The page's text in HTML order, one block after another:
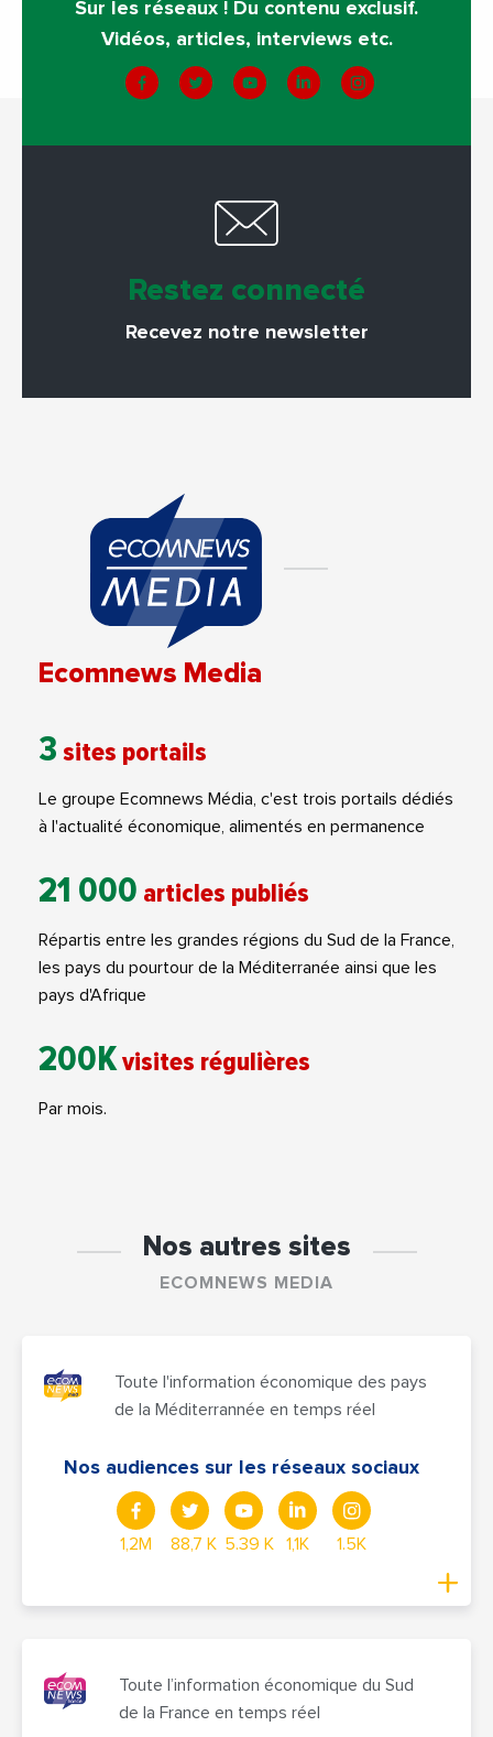
Sur les réseaux ! Du contenu exclusif.
Vidéos, articles, interviews etc.
Restez connecté
Recevez notre newsletter
Ecomnews Media
3 sites portails
Le groupe Ecomnews Média, c'est trois portails dédiés
à l'actualité économique, alimentés en permanence
21 000 articles publiés
Répartis entre les grandes régions du Sud de la France,
les pays du pourtour de la Méditerranée ainsi que les
pays d'Afrique
200Kvisites régulières
Par mois.
Nos autres sites
ECOMNEWS MEDIA
Toute l'information économique des pays
de la Méditerrannée en temps réel
Nos audiences sur les réseaux sociaux
1,2M 88,7 K 5.39 K 1,1K 1.5K
Toute l’information économique du Sud
de la France en temps réel